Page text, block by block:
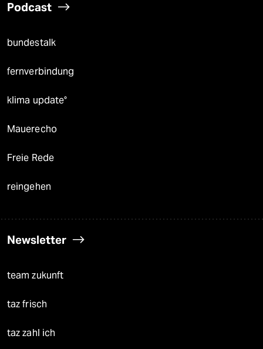
Podcast
bundestalk
fernverbindung
klima update°
Mauerecho
Freie Rede
reingehen
Newsletter
team zukunft
taz frisch
taz zahl ich